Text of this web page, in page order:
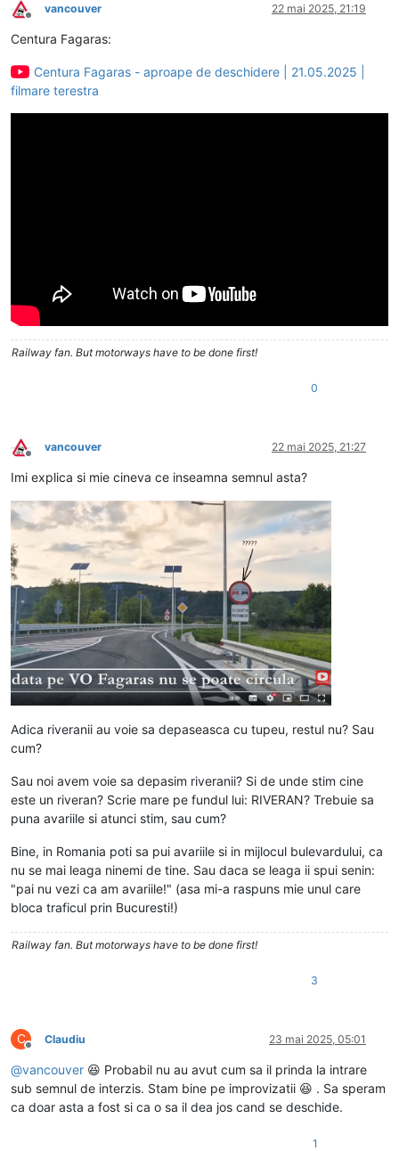
Deconectat
vancouver 22 mai 2025, 21:19
Centura Fagaras:
Centura Fagaras - aproape de deschidere | 21.05.2025 |
filmare terestra
Railway fan. But motorways have to be done first!
0
Deconectat
vancouver 22 mai 2025, 21:27
Imi explica si mie cineva ce inseamna semnul asta?
Adica riveranii au voie sa depaseasca cu tupeu, restul nu? Sau
cum?
Sau noi avem voie sa depasim riveranii? Si de unde stim cine
este un riveran? Scrie mare pe fundul lui: RIVERAN? Trebuie sa
puna avariile si atunci stim, sau cum?
Bine, in Romania poti sa pui avariile si in mijlocul bulevardului, ca
nu se mai leaga ninemi de tine. Sau daca se leaga ii spui senin:
"pai nu vezi ca am avariile!" (asa mi-a raspuns mie unul care
bloca traficul prin Bucuresti!)
Railway fan. But motorways have to be done first!
3
C
Deconectat
Claudiu 23 mai 2025, 05:01
@vancouver 😆 Probabil nu au avut cum sa il prinda la intrare
sub semnul de interzis. Stam bine pe improvizatii 😆 . Sa speram
ca doar asta a fost si ca o sa il dea jos cand se deschide.
1